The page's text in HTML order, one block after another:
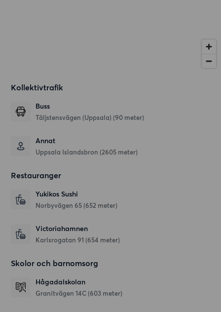
Kollektivtrafik
Buss
Täljstensvägen (Uppsala) (90 meter)
Annat
Uppsala Islandsbron (2605 meter)
Restauranger
Yukikos Sushi
Norbyvägen 65 (652 meter)
Victoriahamnen
Karlsrogatan 91 (654 meter)
Skolor och barnomsorg
Hågadalskolan
Granitvägen 14C (603 meter)